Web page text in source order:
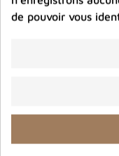
Bijoux argent
de pouvoir vous